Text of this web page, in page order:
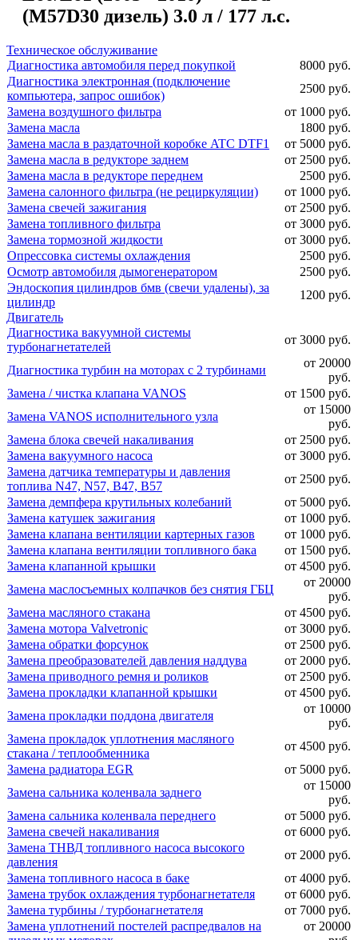
(M57D30 дизель) 3.0 л / 177 л.с.
Техническое обслуживание
Диагностика автомобиля перед покупкой
8000 руб.
Диагностика электронная (подключение
компьютера, запрос ошибок)
2500 руб.
Замена воздушного фильтра
от 1000 руб.
Замена масла
1800 руб.
Замена масла в раздаточной коробке ATC DTF1
от 5000 руб.
Замена масла в редукторе заднем
от 2500 руб.
Замена масла в редукторе переднем
2500 руб.
Замена салонного фильтра (не рециркуляции)
от 1000 руб.
Замена свечей зажигания
от 2500 руб.
Замена топливного фильтра
от 3000 руб.
Замена тормозной жидкости
от 3000 руб.
Опрессовка системы охлаждения
2500 руб.
Осмотр автомобиля дымогенератором
2500 руб.
Эндоскопия цилиндров бмв (свечи удалены), за
цилиндр
1200 руб.
Двигатель
Диагностика вакуумной системы
турбонагнетателей
от 3000 руб.
Диагностика турбин на моторах с 2 турбинами
от 20000
руб.
Замена / чистка клапана VANOS
от 1500 руб.
Замена VANOS исполнительного узла
от 15000
руб.
Замена блока свечей накаливания
от 2500 руб.
Замена вакуумного насоса
от 3000 руб.
Замена датчика температуры и давления
топлива N47, N57, B47, B57
от 2500 руб.
Замена демпфера крутильных колебаний
от 5000 руб.
Замена катушек зажигания
от 1000 руб.
Замена клапана вентиляции картерных газов
от 1000 руб.
Замена клапана вентиляции топливного бака
от 1500 руб.
Замена клапанной крышки
от 4500 руб.
Замена маслосъемных колпачков без снятия ГБЦ
от 20000
руб.
Замена масляного стакана
от 4500 руб.
Замена мотора Valvetronic
от 3000 руб.
Замена обратки форсунок
от 2500 руб.
Замена преобразователей давления наддува
от 2000 руб.
Замена приводного ремня и роликов
от 2500 руб.
Замена прокладки клапанной крышки
от 4500 руб.
Замена прокладки поддона двигателя
от 10000
руб.
Замена прокладок уплотнения масляного
стакана / теплообменника
от 4500 руб.
Замена радиатора EGR
от 5000 руб.
Замена сальника коленвала заднего
от 15000
руб.
Замена сальника коленвала переднего
от 5000 руб.
Замена свечей накаливания
от 6000 руб.
Замена ТНВД топливного насоса высокого
давления
от 2000 руб.
Замена топливного насоса в баке
от 4000 руб.
Замена трубок охлаждения турбонагнетателя
от 6000 руб.
Замена турбины / турбонагнетателя
от 7000 руб.
Замена уплотнений постелей распредвалов на
от 20000